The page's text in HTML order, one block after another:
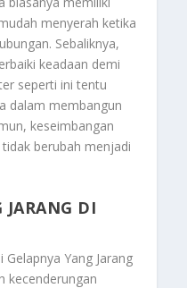
menyerah ketika
Sebaliknya,
keadaan demi
seperti ini tentu
dalam membangun
keseimbangan
berubah menjadi
JARANG DI
Gelapnya Yang Jarang
kecenderungan